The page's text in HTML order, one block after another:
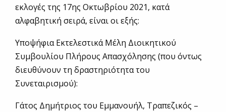
εκλογές της 17ης Οκτωβρίου 2021, κατά
αλφαβητική σειρά, είναι οι εξής:
Υποψήφια Εκτελεστικά Μέλη Διοικητικού
Συμβουλίου Πλήρους Απασχόλησης (που όντως
διευθύνουν τη δραστηριότητα του
Συνεταιρισμού):
Γάτος Δημήτριος του Εμμανουήλ, Τραπεζικός –